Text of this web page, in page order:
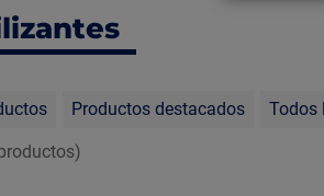
Productos destacados Todos